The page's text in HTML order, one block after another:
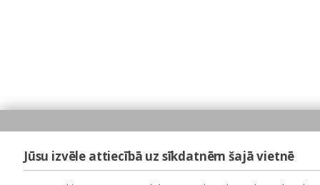
Jūsu izvēle attiecībā uz sīkdatnēm šajā vietnē